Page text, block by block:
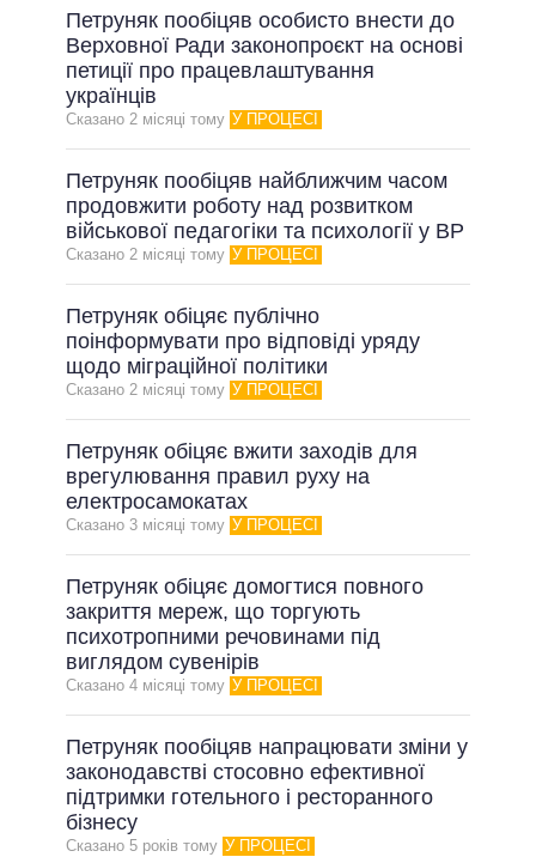
АРХІВНІ ОБІЦЯНКИ
Петруняк пообіцяв особисто внести до
Верховної Ради законопроєкт на основі
петиції про працевлаштування
українців
Сказано 2 мiсяцi тому У ПРОЦЕСІ
Петруняк пообіцяв найближчим часом
продовжити роботу над розвитком
військової педагогіки та психології у ВР
Сказано 2 мiсяцi тому У ПРОЦЕСІ
Петруняк обіцяє публічно
поінформувати про відповіді уряду
щодо міграційної політики
Сказано 2 мiсяцi тому У ПРОЦЕСІ
Петруняк обіцяє вжити заходів для
врегулювання правил руху на
електросамокатах
Сказано 3 мiсяцi тому У ПРОЦЕСІ
Петруняк обіцяє домогтися повного
закриття мереж, що торгують
психотропними речовинами під
виглядом сувенірів
Сказано 4 мiсяцi тому У ПРОЦЕСІ
Петруняк пообіцяв напрацювати зміни у
законодавстві стосовно ефективної
підтримки готельного і ресторанного
бізнесу
Сказано 5 рокiв тому У ПРОЦЕСІ